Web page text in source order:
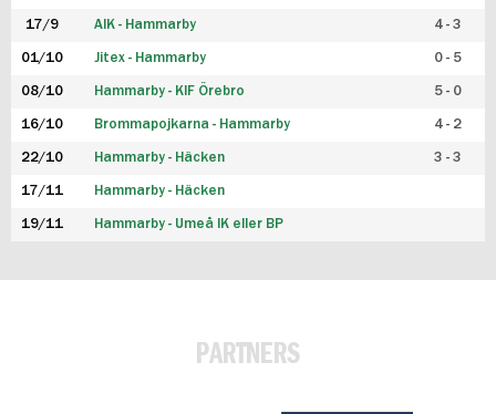
17/9 AIK - Hammarby 4 - 3
01/10 Jitex - Hammarby 0 - 5
08/10 Hammarby - KIF Örebro 5 - 0
16/10 Brommapojkarna - Hammarby 4 - 2
22/10 Hammarby - Häcken 3 - 3
17/11 Hammarby - Häcken
19/11 Hammarby - Umeå IK eller BP
PARTNERS